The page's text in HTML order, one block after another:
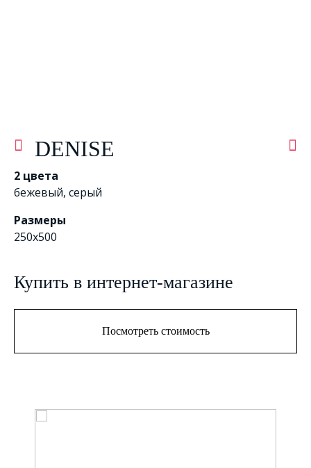
DENISE
2 цвета
бежевый, серый
Размеры
250x500
Купить в интернет-магазине
Посмотреть стоимость